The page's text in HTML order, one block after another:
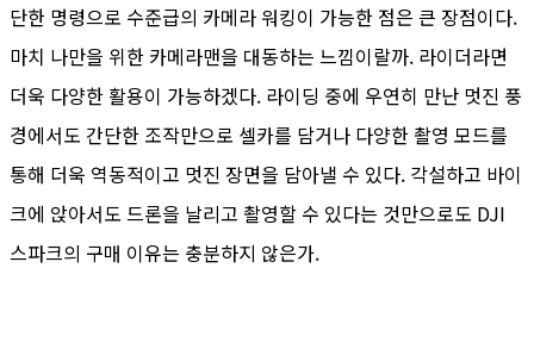
단한 명령으로 수준급의 카메라 워킹이 가능한 점은 큰 장점이다.
마치 나만을 위한 카메라맨을 대동하는 느낌이랄까. 라이더라면
더욱 다양한 활용이 가능하겠다. 라이딩 중에 우연히 만난 멋진 풍
경에서도 간단한 조작만으로 셀카를 담거나 다양한 촬영 모드를
통해 더욱 역동적이고 멋진 장면을 담아낼 수 있다. 각설하고 바이
크에 앉아서도 드론을 날리고 촬영할 수 있다는 것만으로도 DJI
스파크의 구매 이유는 충분하지 않은가.